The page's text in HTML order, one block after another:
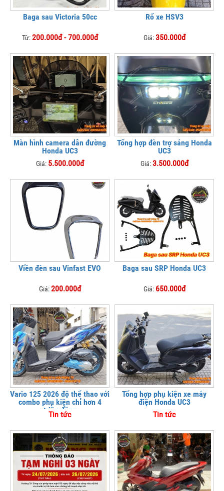
Baga sau Victoria 50cc
Từ:200.000đ - 700.000đ
Rổ xe HSV3
Giá:350.000đ
Màn hình camera dẫn đường
Honda UC3
Giá: 5.500.000đ
Tổng hợp đèn trợ sáng Honda
UC3
Giá:3.500.000đ
Viền đèn sau Vinfast EVO
Giá:200.000đ
Baga sau SRP Honda UC3
Giá: 650.000đ
Vario 125 2026 độ thể thao với
combo phụ kiện chỉ hơn 4
triệu đồng
Tin tức
Tổng hợp phụ kiện xe máy
điện Honda UC3
Tin tức